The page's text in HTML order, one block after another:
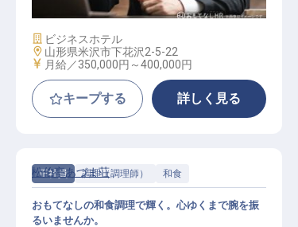
施設業態
ビジネスホテル
勤務地
山形県米沢市下花沢2-5-22
給与
月給／350,000円～400,000円
キープする 詳しく見る
正社員 調理（調理師） 和食
松伯亭あづま荘
おもてなしの和食調理で輝く。心ゆくまで腕を振
るいませんか。